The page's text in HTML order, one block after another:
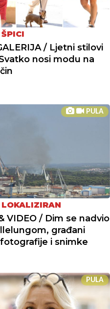
/ Ljetni stilovi
nosi modu na
PULA
LOKALIZIRAN
VIDEO / Dim se nadvio
građani
i snimke
PULA